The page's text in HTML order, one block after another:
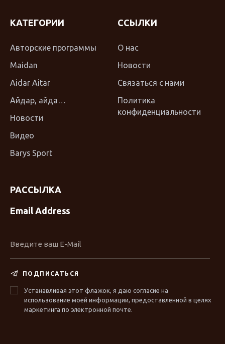
КАТЕГОРИИ
Авторские программы
Maidan
Aidar Aitar
Айдар, айда…
Новости
Видео
Barys Sport
ССЫЛКИ
О нас
Новости
Связаться с нами
Политика
конфиденциальности
РАССЫЛКА
Email Address
ПОДПИСАТЬСЯ
Устанавливая этот флажок, я даю согласие на
использование моей информации, предоставленной в целях
маркетинга по электронной почте.